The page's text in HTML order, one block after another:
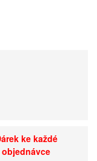
ke každé
objednávce